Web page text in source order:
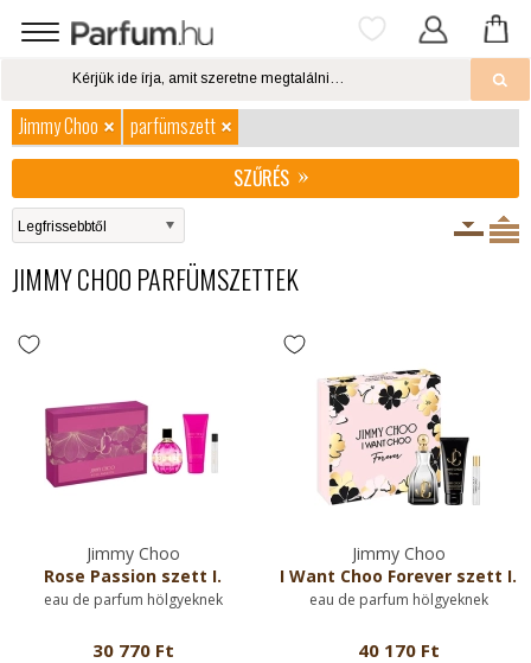
Jimmy Choo
parfümszett
SZŰRÉS
JIMMY CHOO PARFÜMSZETTEK
Jimmy Choo
Rose Passion szett I.
eau de parfum hölgyeknek
30 770 Ft
Jimmy Choo
I Want Choo Forever szett I.
eau de parfum hölgyeknek
40 170 Ft